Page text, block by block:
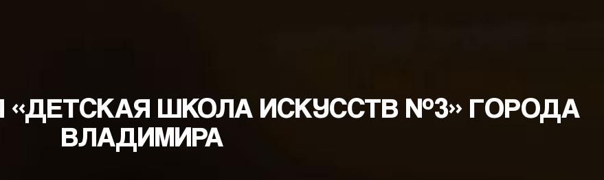
«ДЕТСКАЯ ШКОЛА ИСКУССТВ №3» ГОРОДА
ВЛАДИМИРА